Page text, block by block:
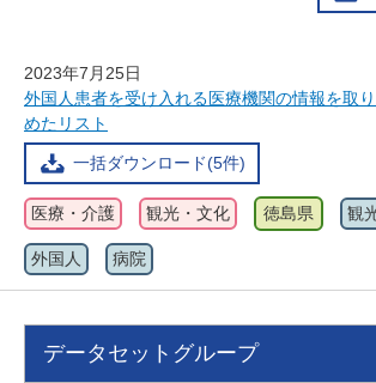
2023年7月25日
外国人患者を受け入れる医療機関の情報を取
めたリスト
一括ダウンロード(5件)
医療・介護 観光・文化 徳島県 観
外国人 病院
データセットグループ